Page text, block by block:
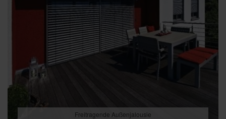
Freitragende Außenjalousie